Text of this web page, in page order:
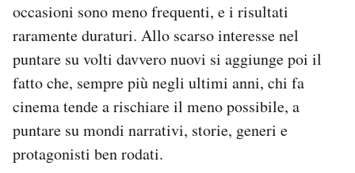
occasioni sono meno frequenti, e i risultati
raramente duraturi. Allo scarso interesse nel
puntare su volti davvero nuovi si aggiunge poi il
fatto che, sempre più negli ultimi anni, chi fa
cinema tende a rischiare il meno possibile, a
puntare su mondi narrativi, storie, generi e
protagonisti ben rodati.